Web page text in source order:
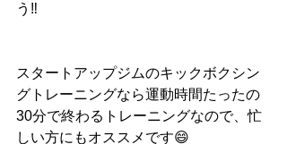
う‼️
スタートアップジムのキックボクシン
グトレーニングなら運動時間たったの
30分で終わるトレーニングなので、忙
しい方にもオススメです😄